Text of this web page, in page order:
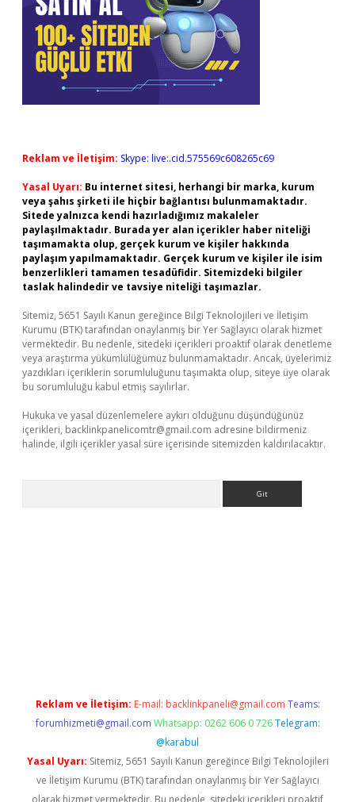
Reklam ve İletişim: Skype: live:.cid.575569c608265c69
Yasal Uyarı: Bu internet sitesi, herhangi bir marka, kurum
veya şahıs şirketi ile hiçbir bağlantısı bulunmamaktadır.
Sitede yalnızca kendi hazırladığımız makaleler
paylaşılmaktadır. Burada yer alan içerikler haber niteliği
taşımamakta olup, gerçek kurum ve kişiler hakkında
paylaşım yapılmamaktadır. Gerçek kurum ve kişiler ile isim
benzerlikleri tamamen tesadüfidir. Sitemizdeki bilgiler
taslak halindedir ve tavsiye niteliği taşımazlar.
Sitemiz, 5651 Sayılı Kanun gereğince Bilgi Teknolojileri ve İletişim
Kurumu (BTK) tarafından onaylanmış bir Yer Sağlayıcı olarak hizmet
vermektedir. Bu nedenle, sitedeki içerikleri proaktif olarak denetleme
veya araştırma yükümlülüğümüz bulunmamaktadır. Ancak, üyelerimiz
yazdıkları içeriklerin sorumluluğunu taşımakta olup, siteye üye olarak
bu sorumluluğu kabul etmiş sayılırlar.
Hukuka ve yasal düzenlemelere aykırı olduğunu düşündüğünüz
içerikleri, backlinkpanelicomtr@gmail.com adresine bildirmeniz
halinde, ilgili içerikler yasal süre içerisinde sitemizden kaldırılacaktır.
Reklam ve İletişim: E-mail: backlinkpaneli@gmail.com Teams:
forumhizmeti@gmail.com Whatsapp: 0262 606 0 726 Telegram:
@karabul
Yasal Uyarı: Sitemiz, 5651 Sayılı Kanun gereğince Bilgi Teknolojileri
ve İletişim Kurumu (BTK) tarafından onaylanmış bir Yer Sağlayıcı
olarak hizmet vermektedir. Bu nedenle, sitedeki içerikleri proaktif